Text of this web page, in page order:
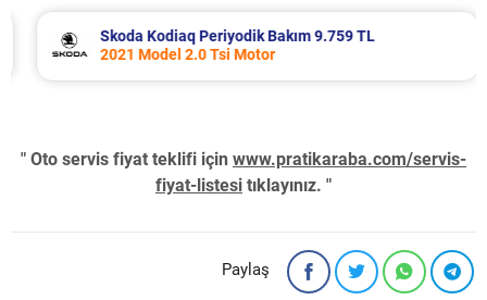
Skoda Kodiaq Periyodik Bakım 9.759 TL
2021 Model 2.0 Tsi Motor
" Oto servis fiyat teklifi için www.pratikaraba.com/servis-
fiyat-listesi tıklayınız. "
Paylaş